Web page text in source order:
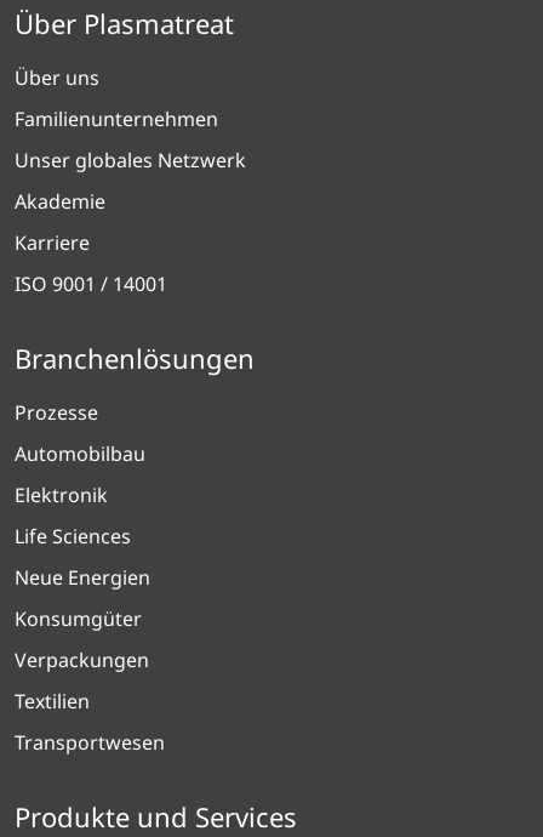
Über Plasmatreat
Über uns
Familienunternehmen
Unser globales Netzwerk
Akademie
Karriere
ISO 9001 / 14001
Branchenlösungen
Prozesse
Automobilbau
Elektronik
Life Sciences
Neue Energien
Konsumgüter
Verpackungen
Textilien
Transportwesen
Produkte und Services